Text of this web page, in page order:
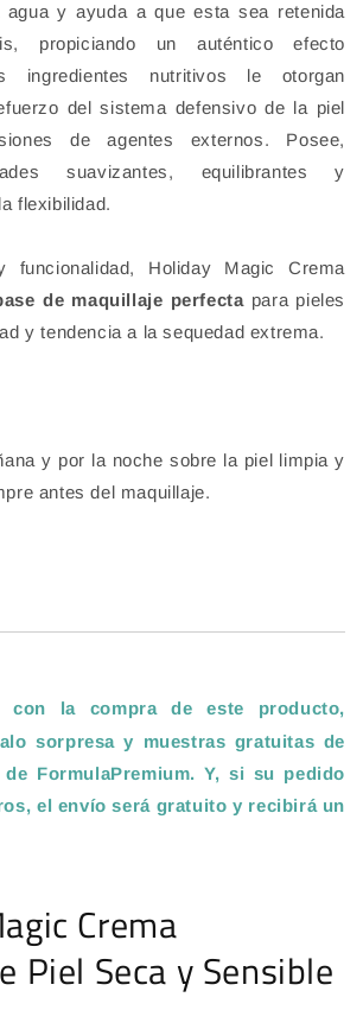
agua y ayuda a que esta sea retenida
propiciando un auténtico efecto
ingredientes nutritivos le otorgan
del sistema defensivo de la piel
de agentes externos. Posee,
suavizantes, equilibrantes y
flexibilidad.
Holiday Magic Crema
de maquillaje perfecta para pieles
y tendencia a la sequedad extrema.
y por la noche sobre la piel limpia y
antes del maquillaje.
con la compra de este producto,
sorpresa y muestras gratuitas de
FormulaPremium. Y, si su pedido
el envío será gratuito y recibirá un
Crema
Piel Seca y Sensible